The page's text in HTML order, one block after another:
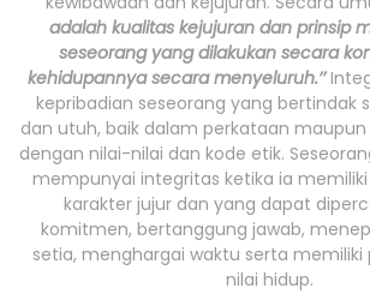
adalah kualitas kejujuran dan prinsip
seseorang yang dilakukan secara
kehidupannya secara menyeluruh.’’
kepribadian seseorang yang bertindak
dan utuh, baik dalam perkataan
dengan nilai-nilai dan kode etik.
mempunyai integritas ketika ia
karakter jujur dan yang dapat
komitmen, bertanggung jawab,
setia, menghargai waktu serta memiliki
nilai hidup.